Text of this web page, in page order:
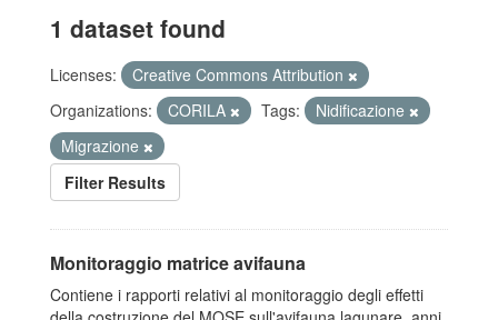
1 dataset found
Licenses:
Creative Commons Attribution
Organizations:
CORILA Tags:
Nidificazione
Migrazione
Filter Results
Monitoraggio matrice avifauna
Contiene i rapporti relativi al monitoraggio degli effetti